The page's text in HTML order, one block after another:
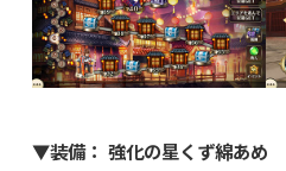
▼装備： 強化の星くず綿あめ